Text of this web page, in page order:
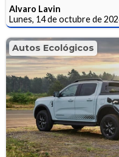
Alvaro Lavin
Lunes, 14 de octubre de
Autos Ecológicos